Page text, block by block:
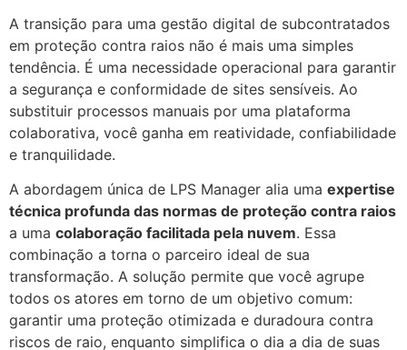
A transição para uma gestão digital de subcontratados
em proteção contra raios não é mais uma simples
tendência. É uma necessidade operacional para garantir
a segurança e conformidade de sites sensíveis. Ao
substituir processos manuais por uma plataforma
colaborativa, você ganha em reatividade, confiabilidade
e tranquilidade.
A abordagem única de LPS Manager alia uma expertise
técnica profunda das normas de proteção contra raios
a uma colaboração facilitada pela nuvem. Essa
combinação a torna o parceiro ideal de sua
transformação. A solução permite que você agrupe
todos os atores em torno de um objetivo comum:
garantir uma proteção otimizada e duradoura contra
riscos de raio, enquanto simplifica o dia a dia de suas